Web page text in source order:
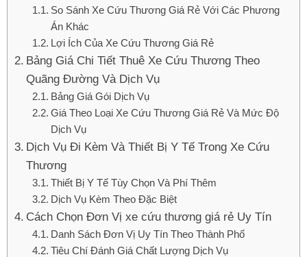
So Sánh Xe Cứu Thương Giá Rẻ Với Các Phương
Án Khác
Lợi Ích Của Xe Cứu Thương Giá Rẻ
Bảng Giá Chi Tiết Thuê Xe Cứu Thương Theo
Quãng Đường Và Dịch Vụ
Bảng Giá Gói Dịch Vụ
Giá Theo Loại Xe Cứu Thương Giá Rẻ Và Mức Độ
Dịch Vụ
Dịch Vụ Đi Kèm Và Thiết Bị Y Tế Trong Xe Cứu
Thương
Thiết Bị Y Tế Tùy Chọn Và Phí Thêm
Dịch Vụ Kèm Theo Đặc Biệt
Cách Chọn Đơn Vị xe cứu thương giá rẻ Uy Tín
Danh Sách Đơn Vị Uy Tín Theo Thành Phố
Tiêu Chí Đánh Giá Chất Lượng Dịch Vụ